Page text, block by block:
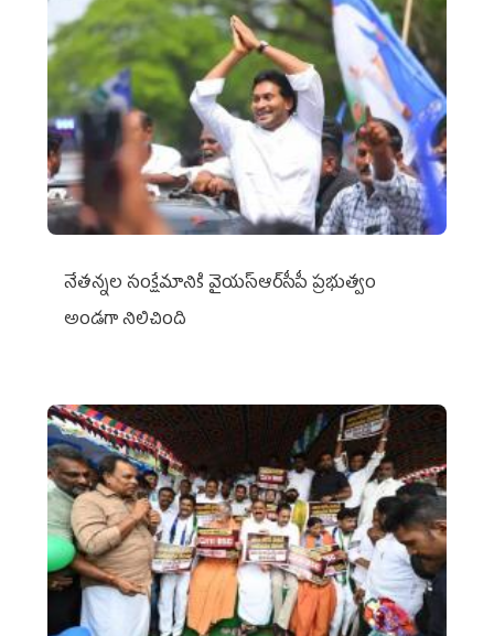
నేతన్నల సంక్షేమానికి వైయ‌స్ఆర్‌సీపీ ప్రభుత్వం
అండగా నిలిచింది